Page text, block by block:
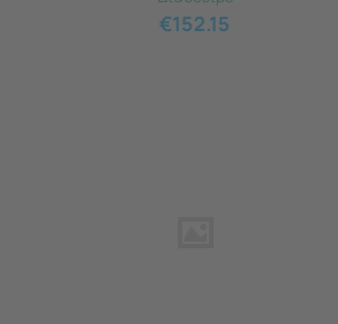
€152.15